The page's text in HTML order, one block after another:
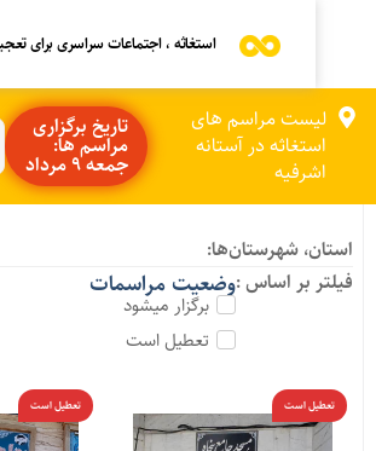
استغاثه ، اجتماعات سراسری برای تعجیل
لیست مراسم های
استغاثه در آستانه
اشرفیه
تاریخ برگزاری
مراسم ها:
جمعه 9 مرداد
شهرستان‌ها:
بر اساس :وضعیت مراسمات
برگزار میشود
تعطیل است
تعطیل است تعطیل است